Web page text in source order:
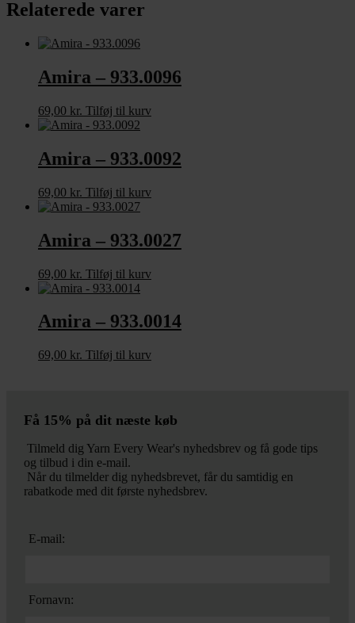
Relaterede varer
Amira – 933.0096
69,00 kr. Tilføj til kurv
Amira – 933.0092
69,00 kr. Tilføj til kurv
Amira – 933.0027
69,00 kr. Tilføj til kurv
Amira – 933.0014
69,00 kr. Tilføj til kurv
Få 15% på dit næste køb
Tilmeld dig Yarn Every Wear's nyhedsbrev og få gode tips
og tilbud i din e-mail.
Når du tilmelder dig nyhedsbrevet, får du samtidig en
rabatkode med dit første nyhedsbrev.
E-mail:
Fornavn: